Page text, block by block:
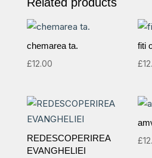
100
de
de
la
primei
biserici
române,
chemarea ta.
£12.00
fiti
£
REDESCOPERIREA
EVANGHELIEI
£